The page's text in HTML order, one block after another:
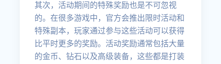
其次，活动期间的特殊奖励也是不可忽视
的。在很多游戏中，官方会推出限时活动和
特殊副本，玩家通过参与这些活动可以获得
比平时更多的奖励。活动奖励通常包括大量
的金币、钻石以及高级装备，这些都是打装